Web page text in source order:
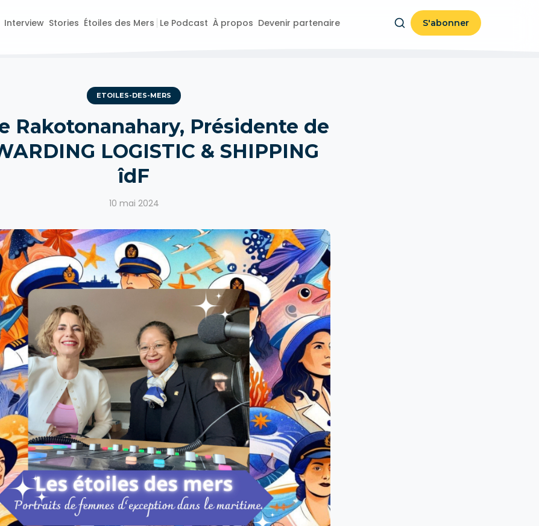
Interview Stories Étoiles des Mers Le Podcast À propos Devenir partenaire S'abonner
ETOILES-DES-MERS
Rakotonanahary, Présidente de
LOGISTIC & SHIPPING
îdF
10 mai 2024